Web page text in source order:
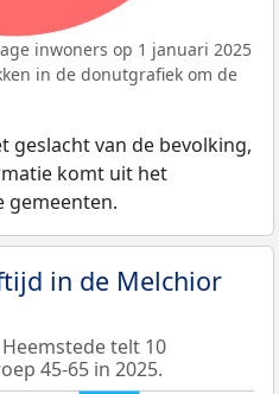
inwoners op 1 januari 2025
in de donutgrafiek om de
van de bevolking,
komt uit het
gemeenten.
in de Melchior
telt 10
45-65 in 2025.